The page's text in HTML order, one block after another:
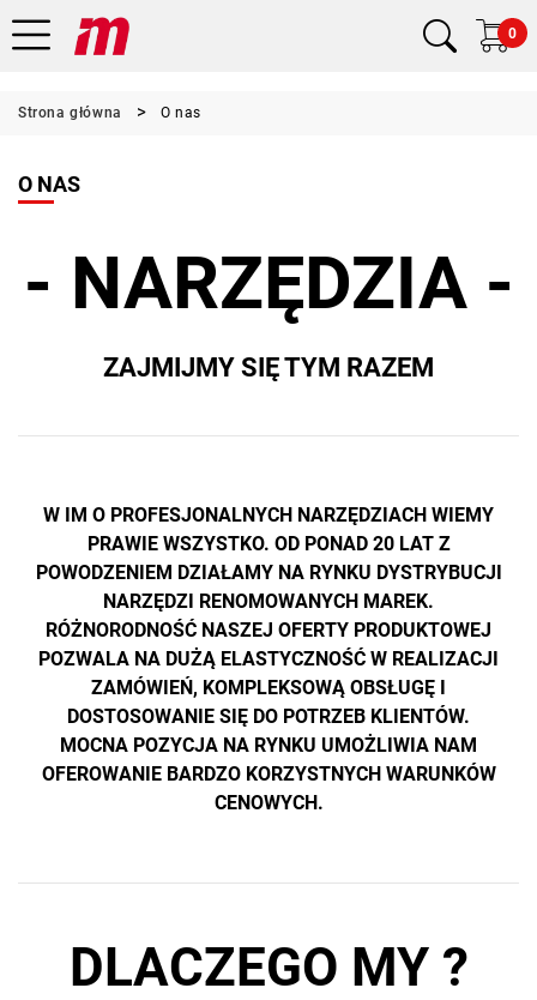
0
Strona główna O nas
O NAS
- NARZĘDZIA -
ZAJMIJMY SIĘ TYM RAZEM
W IM O PROFESJONALNYCH NARZĘDZIACH WIEMY
PRAWIE WSZYSTKO. OD PONAD 20 LAT Z
POWODZENIEM DZIAŁAMY NA RYNKU DYSTRYBUCJI
NARZĘDZI RENOMOWANYCH MAREK.
RÓŻNORODNOŚĆ NASZEJ OFERTY PRODUKTOWEJ
POZWALA NA DUŻĄ ELASTYCZNOŚĆ W REALIZACJI
ZAMÓWIEŃ, KOMPLEKSOWĄ OBSŁUGĘ I
DOSTOSOWANIE SIĘ DO POTRZEB KLIENTÓW.
MOCNA POZYCJA NA RYNKU UMOŻLIWIA NAM
OFEROWANIE BARDZO KORZYSTNYCH WARUNKÓW
CENOWYCH.
DLACZEGO MY ?